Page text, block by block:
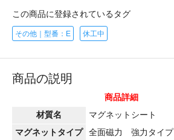
この商品に登録されているタグ
その他｜型番：E 休工中
商品の説明
商品詳細
材質名
マグネットシート
マグネットタイプ
全面磁力 強力タイプ